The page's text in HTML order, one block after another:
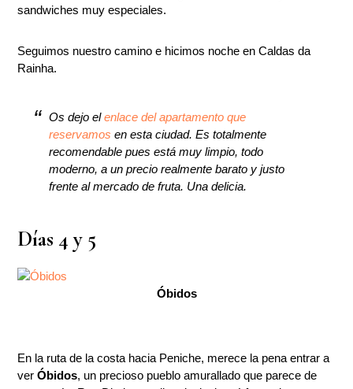
sandwiches muy especiales.
Seguimos nuestro camino e hicimos noche en Caldas da
Rainha.
Os dejo elenlace del apartamento que
reservamos en esta ciudad. Es totalmente
recomendable pues está muy limpio, todo
moderno, a un precio realmente barato y justo
frente al mercado de fruta. Una delicia.
Días 4 y 5
Óbidos
En la ruta de la costa hacia Peniche, merece la pena entrar a
verÓbidos, un precioso pueblo amurallado que parece de